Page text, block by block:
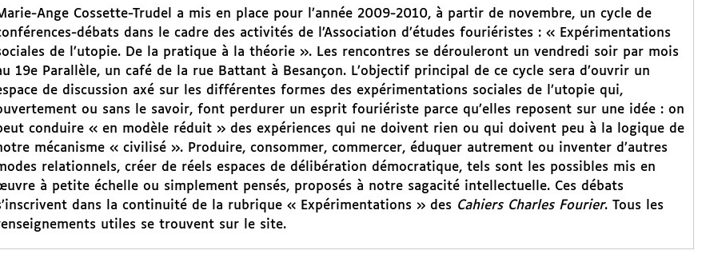
Ange Cossette-Trudel a mis en place pour l’année 2009-2010, à partir de novembre, un cycle de
débats dans le cadre des activités de l’Association d’études fouriéristes : « Expérimentations
de l’utopie. De la pratique à la théorie ». Les rencontres se dérouleront un vendredi soir par mois
19e Parallèle, un café de la rue Battant à Besançon. L’objectif principal de ce cycle sera d’ouvrir un
de discussion axé sur les différentes formes des expérimentations sociales de l’utopie qui,
ou sans le savoir, font perdurer un esprit fouriériste parce qu’elles reposent sur une idée : on
conduire « en modèle réduit » des expériences qui ne doivent rien ou qui doivent peu à la logique de
mécanisme « civilisé ». Produire, consommer, commercer, éduquer autrement ou inventer d’autres
relationnels, créer de réels espaces de délibération démocratique, tels sont les possibles mis en
à petite échelle ou simplement pensés, proposés à notre sagacité intellectuelle. Ces débats
dans la continuité de la rubrique « Expérimentations » des Cahiers Charles Fourier. Tous les
utiles se trouvent sur le site.